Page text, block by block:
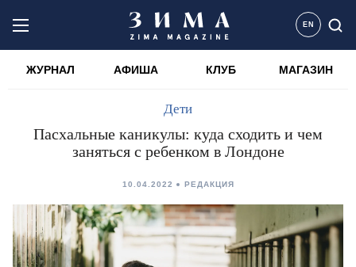
EN
ЖУРНАЛ АФИША КЛУБ МАГАЗИН
Дети
Пасхальные каникулы: куда сходить и чем
заняться с ребенком в Лондоне
10.04.2022 РЕДАКЦИЯ